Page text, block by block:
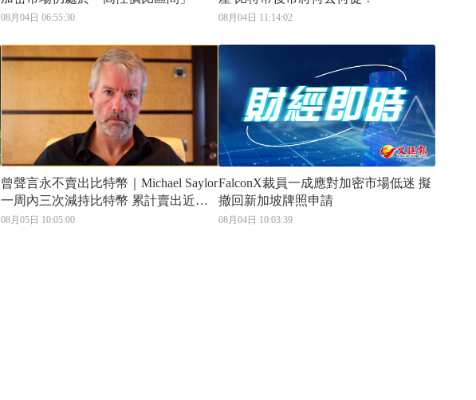
08月04日 06:55:30 08月04日 11:14:02
曾聲言永不賣出比特幣｜Michael Saylor
一周內三次減持比特幣 累計賣出近
3000枚
08月05日 10:05:00
FalconX裁員一成應對加密市場低迷 擬
撤回新加坡牌照申請
08月04日 10:03:39